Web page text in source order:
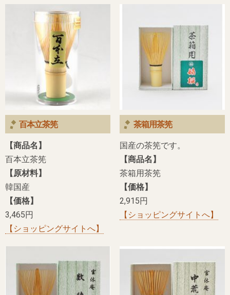
百本立茶筅
【商品名】
百本立茶筅
【原材料】
韓国産
【価格】
3,465円
【ショッピングサイトへ】
茶箱用茶筅
国産の茶筅です。
【商品名】
茶箱用茶筅
【価格】
2,915円
【ショッピングサイトへ】